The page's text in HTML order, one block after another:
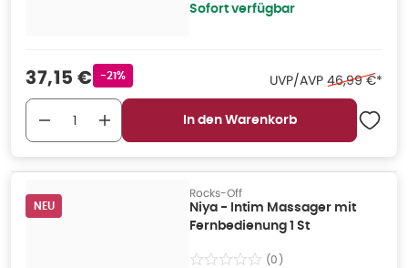
Sofort verfügbar
Verkaufspreis
37,15 € Rabattstempel
-21% UVP/AVP Ehemaliger
46,99 €*
In den Warenkorb
NEU
Rocks-Off
Niya - Intim Massager mit
Fernbedienung 1 St
(0)